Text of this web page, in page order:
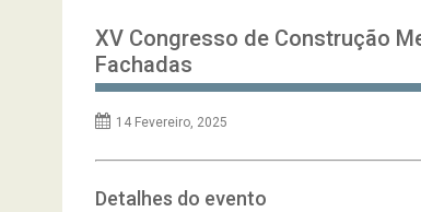
XV Congresso de Construção
Fachadas
14 Fevereiro, 2025
Detalhes do evento